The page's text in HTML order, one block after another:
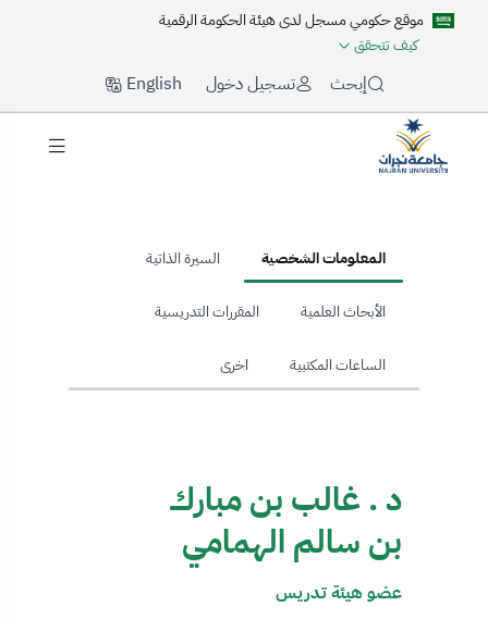
موقع حكومي مسجل لدى هيئة الحكومة الرقمية
كيف تتحقق
إبحث تسجيل دخول English
المعلومات الشخصية السيرة الذاتية
الأبحاث العلمية المقررات التدريسية
الساعات المكتبية اخرى
د . غالب بن مبارك
بن سالم الهمامي
عضو هيئة تدريس